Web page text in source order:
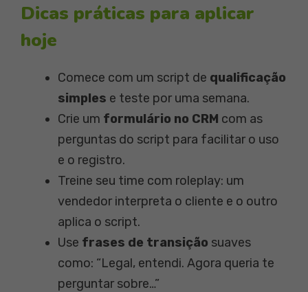
Dicas práticas para aplicar
hoje
Comece com um script de qualificação
simples e teste por uma semana.
Crie um formulário no CRM com as
perguntas do script para facilitar o uso
e o registro.
Treine seu time com roleplay: um
vendedor interpreta o cliente e o outro
aplica o script.
Use frases de transição suaves
como: “Legal, entendi. Agora queria te
perguntar sobre…”